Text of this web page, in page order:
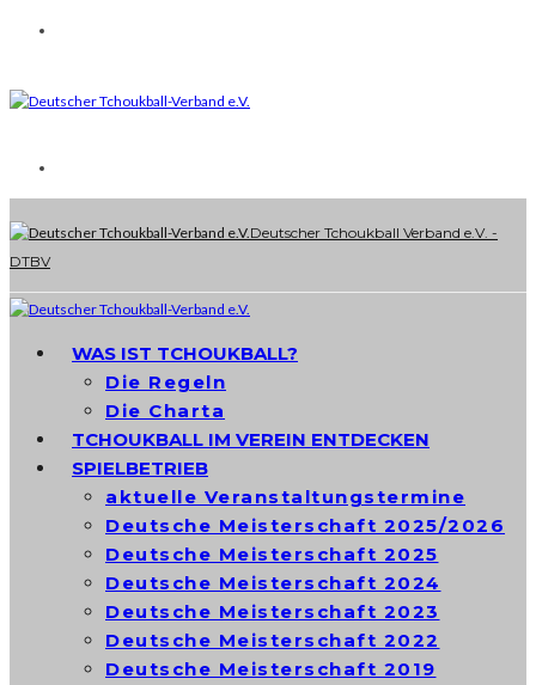
Deutscher Tchoukball Verband e.V. -
DTBV
WAS IST TCHOUKBALL?
Die Regeln
Die Charta
TCHOUKBALL IM VEREIN ENTDECKEN
SPIELBETRIEB
aktuelle Veranstaltungstermine
Deutsche Meisterschaft 2025/2026
Deutsche Meisterschaft 2025
Deutsche Meisterschaft 2024
Deutsche Meisterschaft 2023
Deutsche Meisterschaft 2022
Deutsche Meisterschaft 2019